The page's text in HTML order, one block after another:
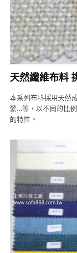
天然纖維布料
本系列布料採用天然
縈…等，以不同的比
的特性。